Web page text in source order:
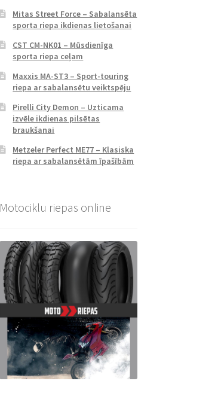
Mitas Street Force – Sabalansēta
sporta riepa ikdienas lietošanai
CST CM-NK01 – Mūsdienīga
sporta riepa ceļam
Maxxis MA-ST3 – Sport-touring
riepa ar sabalansētu veiktspēju
Pirelli City Demon – Uzticama
izvēle ikdienas pilsētas
braukšanai
Metzeler Perfect ME77 – Klasiska
riepa ar sabalansētām īpašībām
Motociklu riepas online